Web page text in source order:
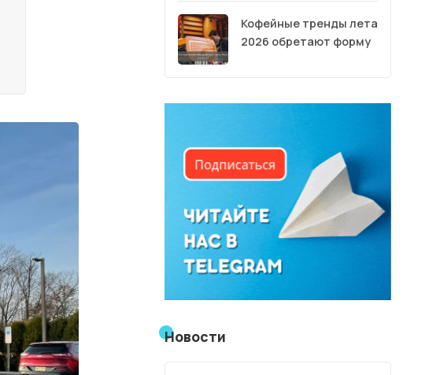
Кофейные тренды лета
2026 обретают форму
Новости